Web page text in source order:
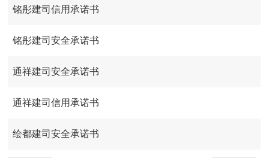
铭彤建司信用承诺书
铭彤建司安全承诺书
通祥建司安全承诺书
通祥建司信用承诺书
绘都建司安全承诺书